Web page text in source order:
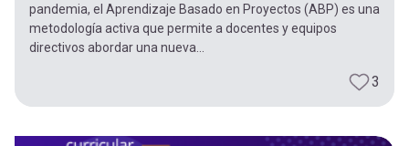
pandemia, el Aprendizaje Basado en Proyectos (ABP) es una
metodología activa que permite a docentes y equipos
directivos abordar una nueva...
3